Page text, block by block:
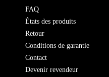
FAQ
États des produits
Retour
Conditions de garantie
Contact
Devenir revendeur